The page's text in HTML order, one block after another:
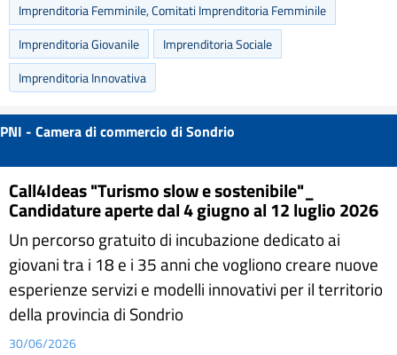
Imprenditoria Femminile, Comitati Imprenditoria Femminile
Imprenditoria Giovanile
Imprenditoria Sociale
Imprenditoria Innovativa
PNI - Camera di commercio di Sondrio
Call4Ideas "Turismo slow e sostenibile"_
Candidature aperte dal 4 giugno al 12 luglio 2026
Un percorso gratuito di incubazione dedicato ai
giovani tra i 18 e i 35 anni che vogliono creare nuove
esperienze servizi e modelli innovativi per il territorio
della provincia di Sondrio
30/06/2026